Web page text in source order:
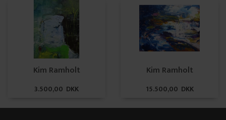
Kim Ramholt
3.500,00 DKK
Kim Ramholt
15.500,00 DKK